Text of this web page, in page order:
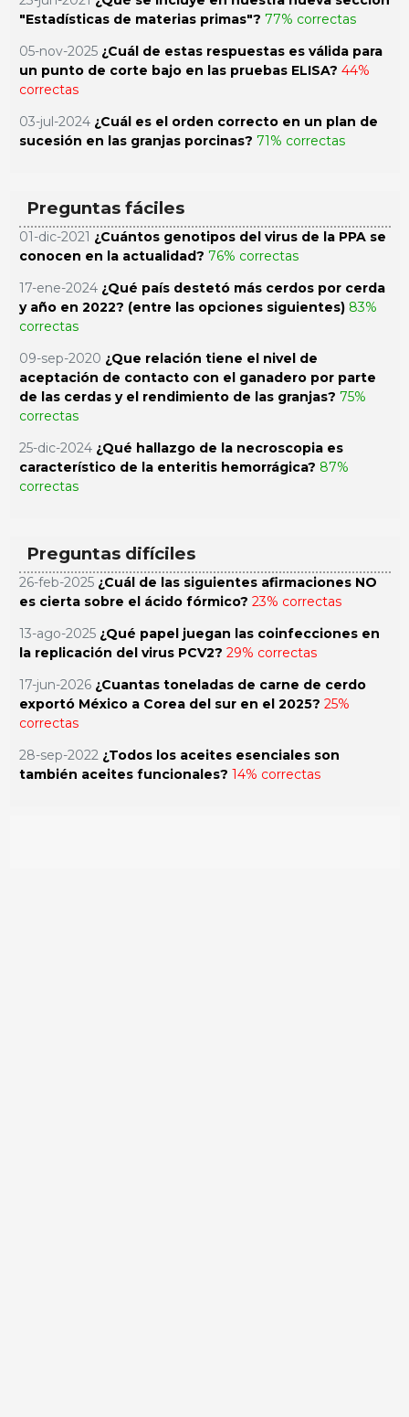
"Estadísticas de materias primas"? 77% correctas
05-nov-2025 ¿Cuál de estas respuestas es válida para
un punto de corte bajo en las pruebas ELISA? 44%
correctas
03-jul-2024 ¿Cuál es el orden correcto en un plan de
sucesión en las granjas porcinas? 71% correctas
Preguntas fáciles
01-dic-2021 ¿Cuántos genotipos del virus de la PPA se
conocen en la actualidad? 76% correctas
17-ene-2024 ¿Qué país destetó más cerdos por cerda
y año en 2022? (entre las opciones siguientes) 83%
correctas
09-sep-2020 ¿Que relación tiene el nivel de
aceptación de contacto con el ganadero por parte
de las cerdas y el rendimiento de las granjas? 75%
correctas
25-dic-2024 ¿Qué hallazgo de la necroscopia es
característico de la enteritis hemorrágica? 87%
correctas
Preguntas difíciles
26-feb-2025 ¿Cuál de las siguientes afirmaciones NO
es cierta sobre el ácido fórmico? 23% correctas
13-ago-2025 ¿Qué papel juegan las coinfecciones en
la replicación del virus PCV2? 29% correctas
17-jun-2026 ¿Cuantas toneladas de carne de cerdo
exportó México a Corea del sur en el 2025? 25%
correctas
28-sep-2022 ¿Todos los aceites esenciales son
también aceites funcionales? 14% correctas